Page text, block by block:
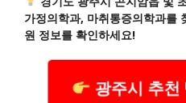
가정의학과, 마취통증의학과를
원 정보를 확인하세요!
광주시 추천